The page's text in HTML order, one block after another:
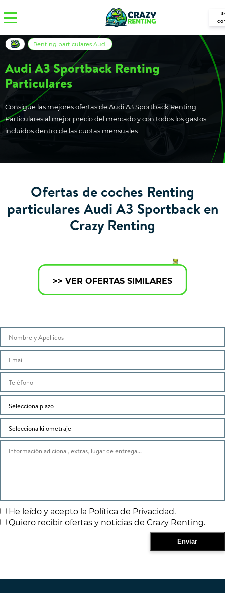
Audi A3 Sportback Renting
Particulares
Consigue las mejores ofertas de Audi A3 Sportback Renting
Particulares al mejor precio del mercado y con todos los gastos
incluidos dentro de las cuotas mensuales.
Renting particulares Audi
Ofertas de coches Renting
particulares Audi A3 Sportback en
Crazy Renting
>> VER OFERTAS SIMILARES
He leído y acepto la Política de Privacidad.
Quiero recibir ofertas y noticias de Crazy Renting.